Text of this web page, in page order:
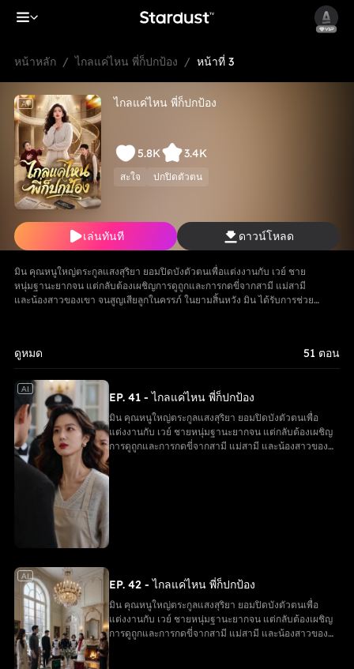
หน้าหลัก / ไกลแค่ไหน พี่ก็ปกป้อง / หน้าที่ 3
AI ไกลแค่ไหน พี่ก็ปกป้อง
5.8K 3.4K
สะใจ ปกปิดตัวตน
เล่นทันที ดาวน์โหลด
มิน คุณหนูใหญ่ตระกูลแสงสุริยา ยอมปิดบังตัวตนเพื่อแต่งงานกับ เวย์ ชาย
หนุ่มฐานะยากจน แต่กลับต้องเผชิญการดูถูกและการกดขี่จากสามี แม่สามี
และน้องสาวของเขา จนสูญเสียลูกในครรภ์ ในยามสิ้นหวัง มิน ได้รับการช่วย
ดูหมด 51 ตอน
AI
EP. 41 - ไกลแค่ไหน พี่ก็ปกป้อง
มิน คุณหนูใหญ่ตระกูลแสงสุริยา ยอมปิดบังตัวตนเพื่อ
แต่งงานกับ เวย์ ชายหนุ่มฐานะยากจน แต่กลับต้องเผชิญ
การดูถูกและการกดขี่จากสามี แม่สามี และน้องสาวของ
เขา จนสูญเสียลูกในครรภ์ ในยามสิ้นหวัง มิน ได้รับการ
ช่วยเหลือจากพี่ชายทั้งสาม ตัดสินใจหย่าและกลับคืนสู่
AI
EP. 42 - ไกลแค่ไหน พี่ก็ปกป้อง
มิน คุณหนูใหญ่ตระกูลแสงสุริยา ยอมปิดบังตัวตนเพื่อ
แต่งงานกับ เวย์ ชายหนุ่มฐานะยากจน แต่กลับต้องเผชิญ
การดูถูกและการกดขี่จากสามี แม่สามี และน้องสาวของ
เขา จนสูญเสียลูกในครรภ์ ในยามสิ้นหวัง มิน ได้รับการ
ช่วยเหลือจากพี่ชายทั้งสาม ตัดสินใจหย่าและกลับคืนสู่